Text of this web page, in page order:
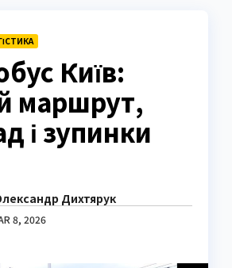
Київ:
маршрут,
і зупинки
Дихтярук
8, 2026